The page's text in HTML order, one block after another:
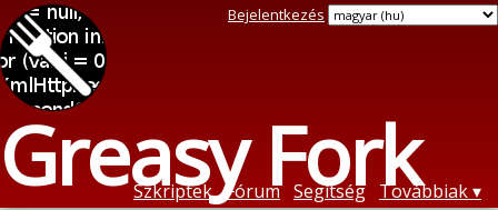
Greasy Fork
Bejelentkezés
Szkriptek Fórum Segítség Továbbiak